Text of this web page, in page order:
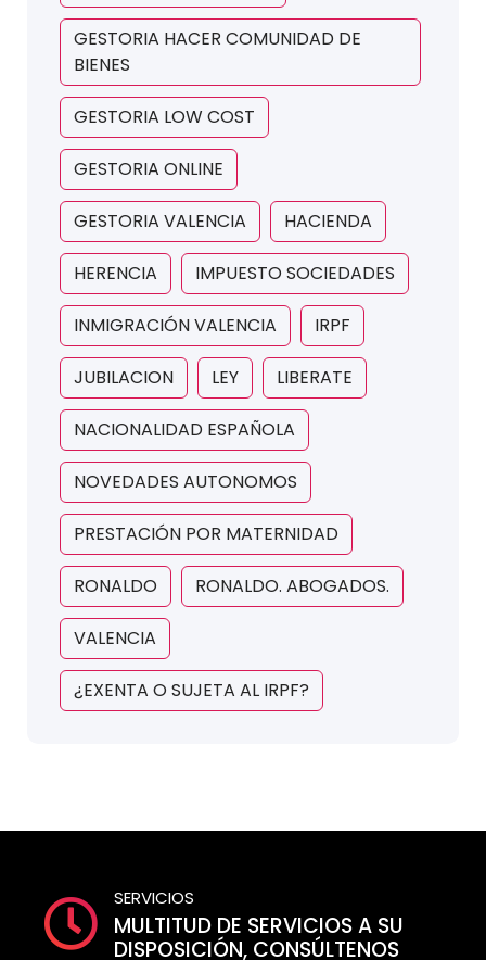
GESTORIA HACER COMUNIDAD DE
BIENES
GESTORIA LOW COST
GESTORIA ONLINE
GESTORIA VALENCIA HACIENDA
HERENCIA IMPUESTO SOCIEDADES
INMIGRACIÓN VALENCIA IRPF
JUBILACION LEY LIBERATE
NACIONALIDAD ESPAÑOLA
NOVEDADES AUTONOMOS
PRESTACIÓN POR MATERNIDAD
RONALDO RONALDO. ABOGADOS.
VALENCIA
¿EXENTA O SUJETA AL IRPF?
SERVICIOS
MULTITUD DE SERVICIOS A SU
DISPOSICIÓN, CONSÚLTENOS